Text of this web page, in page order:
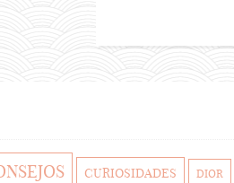
CURIOSIDADES DIOR